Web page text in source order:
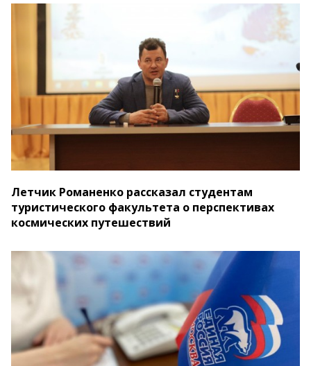
Летчик Романенко рассказал студентам
туристического факультета о перспективах
космических путешествий